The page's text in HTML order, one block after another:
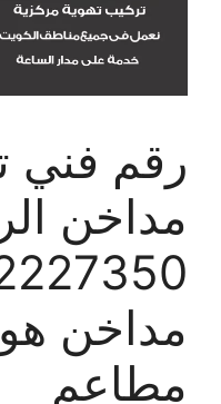
رقم فني
مداخن
مداخن
مطاعم